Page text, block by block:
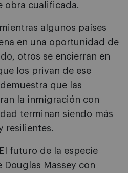
obra cualificada.
algunos países
en una oportunidad de
otros se encierran en
los privan de ese
que las
la inmigración con
terminan siendo más
resilientes.
futuro de la especie
Douglas Massey con